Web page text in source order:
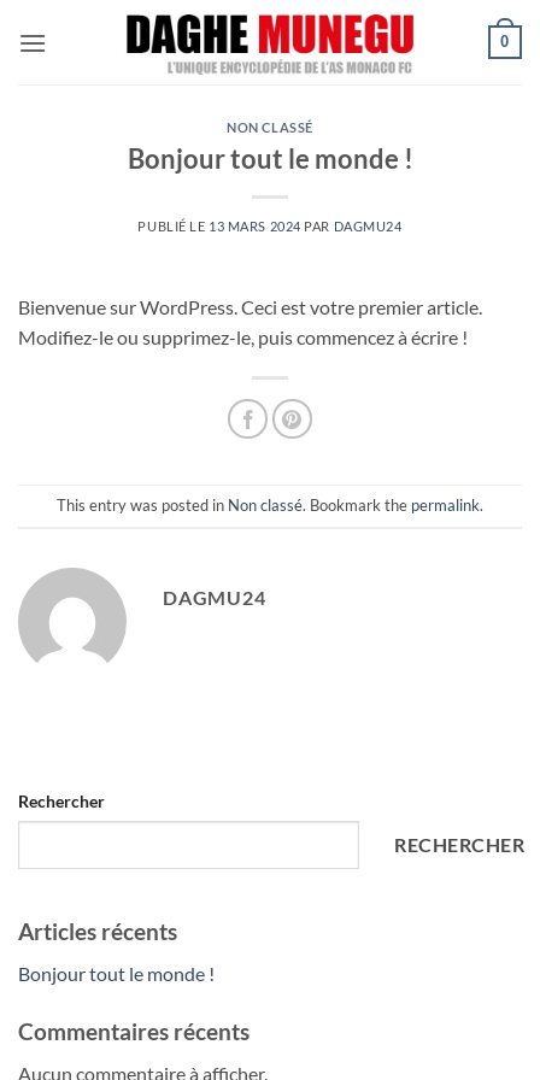
0
NON CLASSÉ
Bonjour tout le monde !
PUBLIÉ LE 13 MARS 2024 PAR DAGMU24
Bienvenue sur WordPress. Ceci est votre premier article.
Modifiez-le ou supprimez-le, puis commencez à écrire !
This entry was posted in Non classé. Bookmark the permalink.
DAGMU24
Rechercher
RECHERCHER
Articles récents
Bonjour tout le monde !
Commentaires récents
Aucun commentaire à afficher.